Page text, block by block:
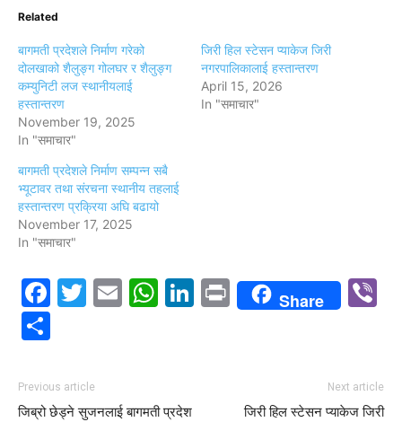
Related
बागमती प्रदेशले निर्माण गरेको
दोलखाको शैलुङ्ग गोलघर र शैलुङ्ग
कम्युनिटी लज स्थानीयलाई
हस्तान्तरण
November 19, 2025
In "समाचार"
जिरी हिल स्टेसन प्याकेज जिरी
नगरपालिकालाई हस्तान्तरण
April 15, 2026
In "समाचार"
बागमती प्रदेशले निर्माण सम्पन्न सबै
भ्यूटावर तथा संरचना स्थानीय तहलाई
हस्तान्तरण प्रक्रिया अघि बढायो
November 17, 2025
In "समाचार"
Facebook
Twitter
EmailWhatsApp
LinkedIn
PrintShare
Previous article
जिब्रो छेड्ने सुजनलाई बागमती प्रदेश
Next article
जिरी हिल स्टेसन प्याकेज जिरी